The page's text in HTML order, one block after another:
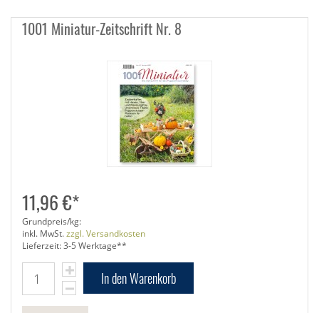
1001 Miniatur-Zeitschrift Nr. 8
11,96 €*
Grundpreis/kg:
inkl. MwSt.zzgl. Versandkosten
Lieferzeit: 3-5 Werktage**
In den Warenkorb